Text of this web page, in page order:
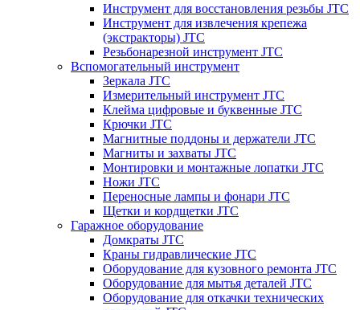
Инструмент для восстановления резьбы JTC
Инструмент для извлечения крепежа
(экстракторы) JTC
Резьбонарезной инструмент JTC
Вспомогательный инструмент
Зеркала JTC
Измерительный инструмент JTC
Клейма цифровые и буквенные JTC
Крючки JTC
Магнитные поддоны и держатели JTC
Магниты и захваты JTC
Монтировки и монтажные лопатки JTC
Ножи JTC
Переносные лампы и фонари JTC
Щетки и кордщетки JTC
Гаражное оборудование
Домкраты JTC
Краны гидравлические JTC
Оборудование для кузовного ремонта JTC
Оборудование для мытья деталей JTC
Оборудование для откачки технических